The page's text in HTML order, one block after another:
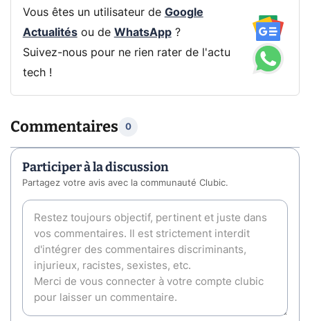
Vous êtes un utilisateur de Google
Actualitésou de WhatsApp?
Suivez-nous pour ne rien rater de l'actu
tech !
Commentaires 0
Participer à la discussion
Partagez votre avis avec la communauté Clubic.